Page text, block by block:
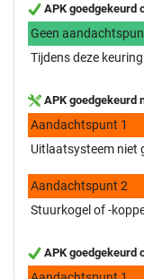
APK goedgekeurd
Geen
Tijdens deze
APK goedgekeurd
Aandachtspunt 1
Uitlaatsysteem niet
Aandachtspunt 2
Stuurkogel of -
APK goedgekeurd